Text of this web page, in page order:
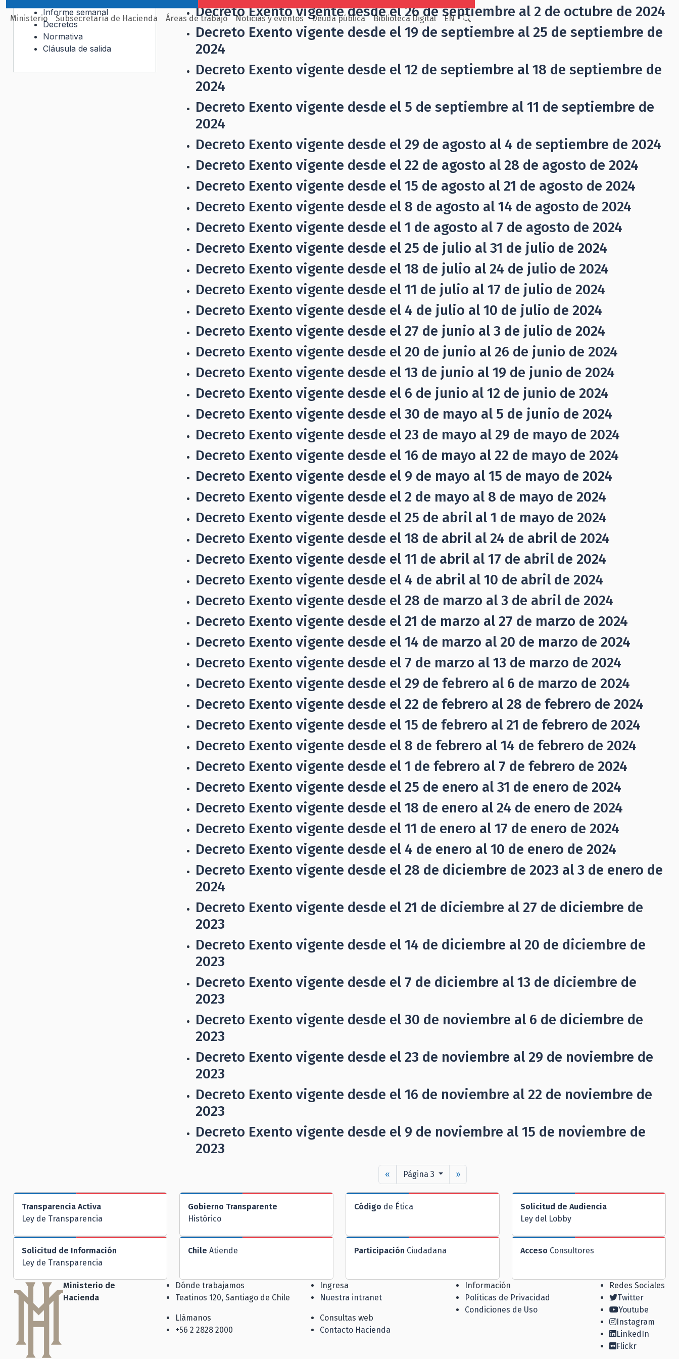
Ministerio Subsecretaría de Hacienda Áreas de trabajo Noticias y eventos Deuda pública Biblioteca Digital EN
Decreto Exento vigente desde el 26 de septiembre al 2 de octubre de 2024
Decreto Exento vigente desde el 19 de septiembre al 25 de septiembre de
2024
Decreto Exento vigente desde el 12 de septiembre al 18 de septiembre de
2024
Decreto Exento vigente desde el 5 de septiembre al 11 de septiembre de
2024
Decreto Exento vigente desde el 29 de agosto al 4 de septiembre de 2024
Decreto Exento vigente desde el 22 de agosto al 28 de agosto de 2024
Decreto Exento vigente desde el 15 de agosto al 21 de agosto de 2024
Decreto Exento vigente desde el 8 de agosto al 14 de agosto de 2024
Decreto Exento vigente desde el 1 de agosto al 7 de agosto de 2024
Decreto Exento vigente desde el 25 de julio al 31 de julio de 2024
Decreto Exento vigente desde el 18 de julio al 24 de julio de 2024
Decreto Exento vigente desde el 11 de julio al 17 de julio de 2024
Decreto Exento vigente desde el 4 de julio al 10 de julio de 2024
Decreto Exento vigente desde el 27 de junio al 3 de julio de 2024
Decreto Exento vigente desde el 20 de junio al 26 de junio de 2024
Decreto Exento vigente desde el 13 de junio al 19 de junio de 2024
Decreto Exento vigente desde el 6 de junio al 12 de junio de 2024
Decreto Exento vigente desde el 30 de mayo al 5 de junio de 2024
Decreto Exento vigente desde el 23 de mayo al 29 de mayo de 2024
Decreto Exento vigente desde el 16 de mayo al 22 de mayo de 2024
Decreto Exento vigente desde el 9 de mayo al 15 de mayo de 2024
Decreto Exento vigente desde el 2 de mayo al 8 de mayo de 2024
Decreto Exento vigente desde el 25 de abril al 1 de mayo de 2024
Decreto Exento vigente desde el 18 de abril al 24 de abril de 2024
Decreto Exento vigente desde el 11 de abril al 17 de abril de 2024
Decreto Exento vigente desde el 4 de abril al 10 de abril de 2024
Decreto Exento vigente desde el 28 de marzo al 3 de abril de 2024
Decreto Exento vigente desde el 21 de marzo al 27 de marzo de 2024
Decreto Exento vigente desde el 14 de marzo al 20 de marzo de 2024
Decreto Exento vigente desde el 7 de marzo al 13 de marzo de 2024
Decreto Exento vigente desde el 29 de febrero al 6 de marzo de 2024
Decreto Exento vigente desde el 22 de febrero al 28 de febrero de 2024
Decreto Exento vigente desde el 15 de febrero al 21 de febrero de 2024
Decreto Exento vigente desde el 8 de febrero al 14 de febrero de 2024
Decreto Exento vigente desde el 1 de febrero al 7 de febrero de 2024
Decreto Exento vigente desde el 25 de enero al 31 de enero de 2024
Decreto Exento vigente desde el 18 de enero al 24 de enero de 2024
Decreto Exento vigente desde el 11 de enero al 17 de enero de 2024
Decreto Exento vigente desde el 4 de enero al 10 de enero de 2024
Decreto Exento vigente desde el 28 de diciembre de 2023 al 3 de enero de
2024
Decreto Exento vigente desde el 21 de diciembre al 27 de diciembre de
2023
Decreto Exento vigente desde el 14 de diciembre al 20 de diciembre de
2023
Decreto Exento vigente desde el 7 de diciembre al 13 de diciembre de
2023
Decreto Exento vigente desde el 30 de noviembre al 6 de diciembre de
2023
Decreto Exento vigente desde el 23 de noviembre al 29 de noviembre de
2023
Decreto Exento vigente desde el 16 de noviembre al 22 de noviembre de
2023
Decreto Exento vigente desde el 9 de noviembre al 15 de noviembre de
2023
« Página 3 »
Informe semanal
Decretos
Normativa
Cláusula de salida
Transparencia Activa
Ley de Transparencia
Gobierno Transparente
Histórico
Código de Ética
Solicitud de Audiencia
Ley del Lobby
Solicitud de Información
Ley de Transparencia
Chile Atiende Participación Ciudadana Acceso Consultores
Ministerio de
Hacienda
Dónde trabajamos
Teatinos 120, Santiago de Chile
Llámanos
+56 2 2828 2000
Ingresa
Nuestra intranet
Consultas web
Contacto Hacienda
Información
Políticas de Privacidad
Condiciones de Uso
Redes Sociales
Twitter
Youtube
Instagram
LinkedIn
Flickr